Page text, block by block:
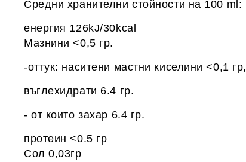
Средни хранителни стойности на 100 ml:
енергия 126kJ/30kcal
Мазнини <0,5 гр.
-оттук: наситени мастни киселини <0,1 гр,
въглехидрати 6.4 гр.
- от които захар 6.4 гр.
протеин <0.5 гр
Сол 0,03гр